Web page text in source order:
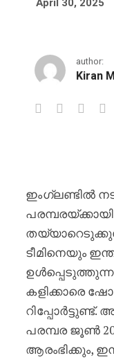
author:
Kiran M
ഇംഗ്ലണ്ടിൽ
ടീമിനെയും
കളിക്കാരെ
പരമ്പര ജൂൺ
ആരംഭിക്കും,